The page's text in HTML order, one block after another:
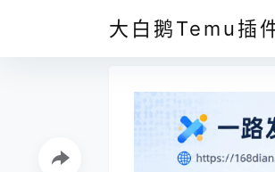
大白鹅Temu插